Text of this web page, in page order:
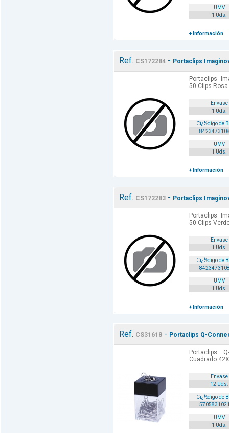
UMV
1 Uds.
+ Información
Ref. CS172284 - Portaclips
Portaclips
50 Clips
Envase
1 Uds.
Cï¿½digo de
UMV
1 Uds.
+ Información
Ref. CS172283 - Portaclips
Portaclips
50 Clips
Envase
1 Uds.
Cï¿½digo de
UMV
1 Uds.
+ Información
Ref. CS31618 - Portaclips Q-
Portaclips
Cuadrado
Envase
12 Uds.
Cï¿½digo de
UMV
1 Uds.